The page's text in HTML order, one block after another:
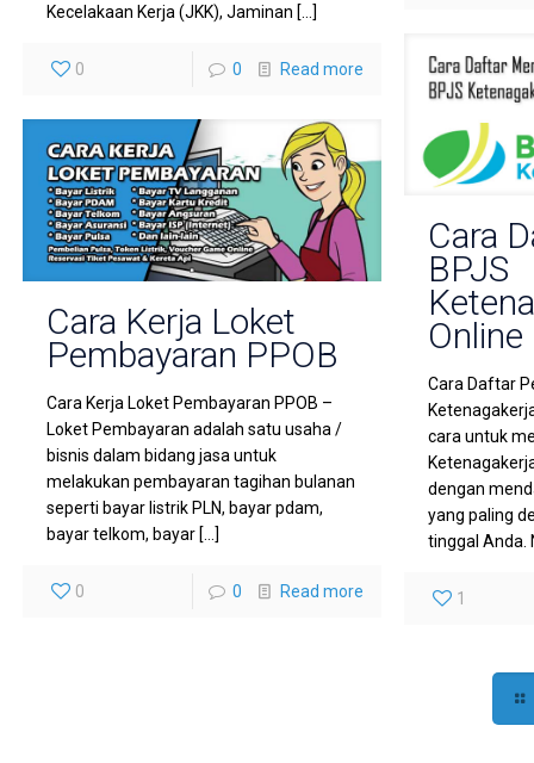
Kecelakaan Kerja (JKK), Jaminan […]
0 0 Read more
Cara
BPJS
Online
Cara Daftar
cara untuk
dengan
yang paling
tinggal Anda.
1
Cara Kerja Loket
Pembayaran PPOB
Cara Kerja Loket Pembayaran PPOB –
Loket Pembayaran adalah satu usaha /
bisnis dalam bidang jasa untuk
melakukan pembayaran tagihan bulanan
seperti bayar listrik PLN, bayar pdam,
bayar telkom, bayar […]
0 0 Read more